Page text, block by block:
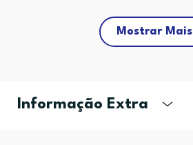
Mostrar Mais
Informação Extra